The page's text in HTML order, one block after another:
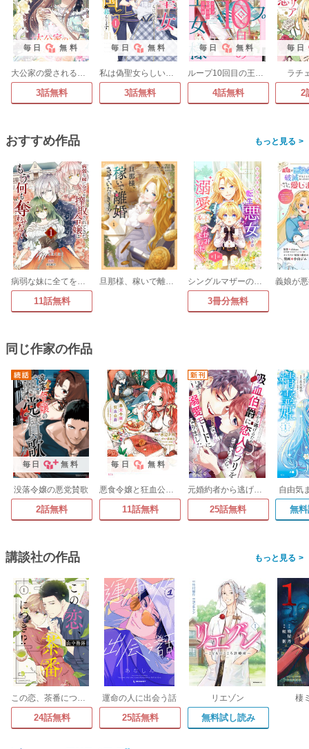
毎日 無料
大公家の愛される孫娘
3話無料
毎日 無料
私は偽聖女らしいので、宮廷を出て隣国で暮らします
3話無料
毎日 無料
ループ10回目の王女様
4話無料
毎日
ラチ
2
おすすめ作品 >
病弱な妹に全てを搾取されてきた令嬢はもう何も奪わせない【単話】
11話無料
旦那様、稼いで離婚させていただきます! シングルマザーの転生悪女ですが、溺愛ルートつかみました!【分冊版】
3冊分無料
同じ作家の作品
毎日 無料
没落令嬢の悪党賛歌
2話無料
毎日 無料
悪食令嬢と狂血公爵 ～その魔物、私が美味しくいただきます!～
11話無料
元婚約者から逃げるため吸血伯爵に恋人のフリをお願いしたら、なぜか溺愛モードになりました
25話無料
自由気
無
講談社の作品 >
この恋、茶番につき!?
24話無料
運命の人に出会う話
25話無料
リエゾン
無料試し読み
棲